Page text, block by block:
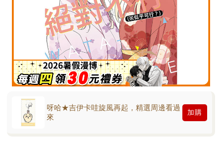
呀哈★吉伊卡哇旋風再起，精選周邊看過
來
加購